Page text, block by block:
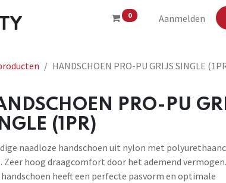
0 Aanmelden
HANDSCHOEN PRO-PU GRIJS SINGLE
PRO-PU
(1PR)
naadloze handschoen uit nylon met
Zeer hoog draagcomfort door het ademend
handschoen heeft een perfecte pasvorm en optimale